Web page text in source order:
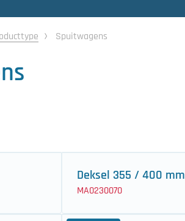
Spuitwagens
Deksel 355 / 400 mm
MA0230070